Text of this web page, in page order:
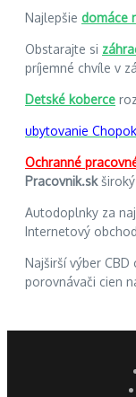
Najlepšie domáce
Obstarajte si
príjemné chvíle v
Detské koberce
ubytovanie
Ochranné
Pracovnik.sk
Autodoplnky za
Internetový obchod
Najširší výber
porovnávači cien